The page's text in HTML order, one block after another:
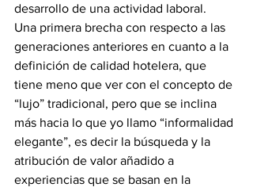
desarrollo de una actividad laboral.
Una primera brecha con respecto a las
generaciones anteriores en cuanto a la
definición de calidad hotelera, que
tiene meno que ver con el concepto de
“lujo” tradicional, pero que se inclina
más hacia lo que yo llamo “informalidad
elegante”, es decir la búsqueda y la
atribución de valor añadido a
experiencias que se basan en la